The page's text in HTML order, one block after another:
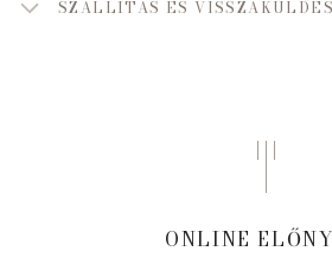
SZÁLLÍTÁS ÉS VISSZAKÜLDÉS
ONLINE